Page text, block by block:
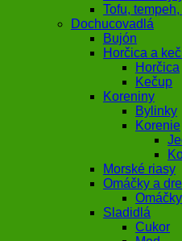
Tofu,
Dochucovadlá
Bujón
Horčica a
Horčica
Kečup
Koreniny
Bylinky
Korenie
Morské riasy
Omáčky a
Omáčky
Sladidlá
Cukor